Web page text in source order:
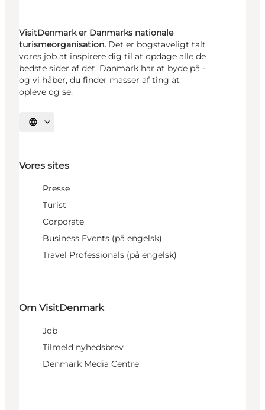
VisitDenmark er Danmarks nationale
turismeorganisation. Det er bogstaveligt talt
vores job at inspirere dig til at opdage alle de
bedste sider af det, Danmark har at byde på -
og vi håber, du finder masser af ting at
opleve og se.
Vælg sprog
Vores sites
Presse
Turist
Corporate
Business Events (på engelsk)
Travel Professionals (på engelsk)
Om VisitDenmark
Job
Tilmeld nyhedsbrev
Denmark Media Centre